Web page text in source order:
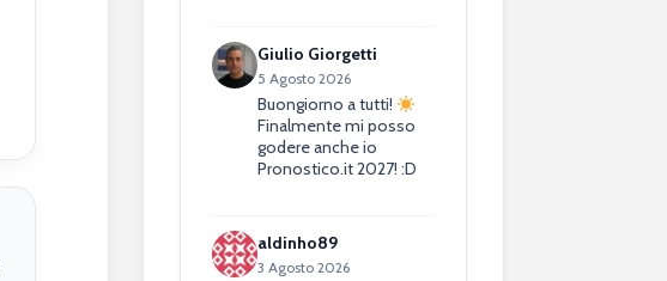
Giulio Giorgetti
5 Agosto 2026
Buongiorno a tutti!
Finalmente mi posso
godere anche io
Pronostico.it 2027! :D
aldinho89
3 Agosto 2026